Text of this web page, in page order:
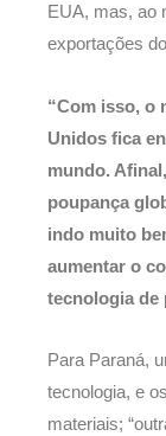
EUA, mas, ao
exportações
“Com isso, o
Unidos fica
mundo.
poupança
indo muito
aumentar o
tecnologia de
Para Paraná,
tecnologia, e
materiais;